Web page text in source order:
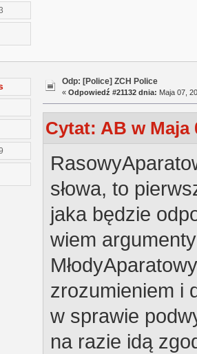
Odp: [Police] ZCH Police
« Odpowiedź #21132 dnia: Maja 07,
Cytat: AB w Maja
słowa, to
jaka będzie
wiem
zrozumieniem i
w sprawie
na razie idą